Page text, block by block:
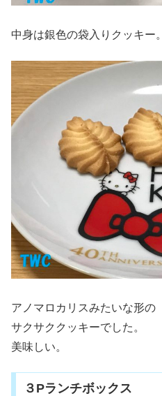
中身は銀色の袋入りクッキー。
アノマロカリスみたいな形の
サクサククッキーでした。
美味しい。
３Pランチボックス